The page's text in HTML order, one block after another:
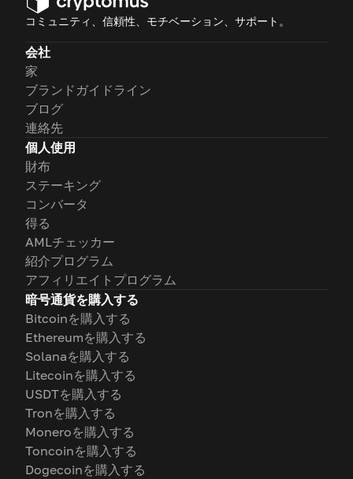
コミュニティ、信頼性、モチベーション、サポート。
会社
家
ブランドガイドライン
ブログ
連絡先
個人使用
財布
ステーキング
コンバータ
得る
AMLチェッカー
紹介プログラム
アフィリエイトプログラム
暗号通貨を購入する
Bitcoinを購入する
Ethereumを購入する
Solanaを購入する
Litecoinを購入する
USDTを購入する
Tronを購入する
Moneroを購入する
Toncoinを購入する
Dogecoinを購入する